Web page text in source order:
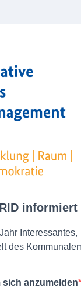
informiert
Interessantes,
des
sich anzumelden